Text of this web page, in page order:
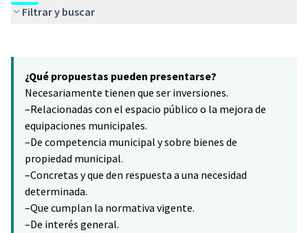
Filtrar y buscar
−
¿Qué propuestas pueden presentarse?
Necesariamente tienen que ser inversiones.
–Relacionadas con el espacio público o la mejora de
equipaciones municipales.
–De competencia municipal y sobre bienes de
propiedad municipal.
–Concretas y que den respuesta a una necesidad
determinada.
–Que cumplan la normativa vigente.
–De interés general.